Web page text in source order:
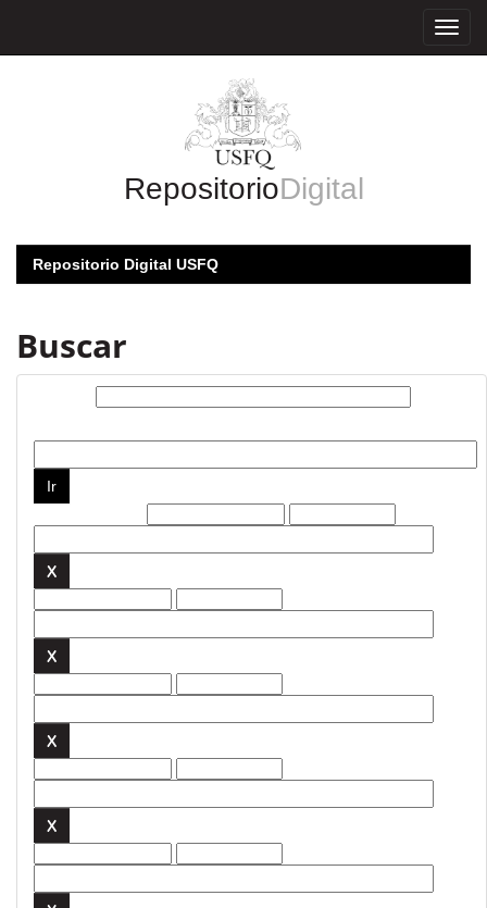
RepositorioDigital
Repositorio Digital USFQ
Buscar